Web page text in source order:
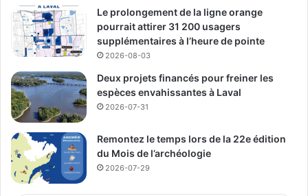
pour les amateurs de course et de danse, autant à Laval
qu’à Montréal.
Rosalie Picard
See Full Bio
Publicité sponsorisée par la conseillère municipale de Saint-François et David
De Cotis, conseiller municipal de Saint-Bruno
Le prolongement de la ligne orange
pourrait attirer 31 200 usagers
supplémentaires à l’heure de pointe
2026-08-03
Deux projets financés pour freiner les
espèces envahissantes à Laval
2026-07-31
Remontez le temps lors de la 22e édition
du Mois de l’archéologie
2026-07-29